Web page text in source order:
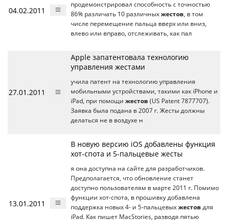
04.02.2011
продемонстрировал способность с точностью
86% различать 10 различных жестов, в том
числе перемещение пальца вверх или вниз,
влево или вправо, отслеживать, как пал
27.01.2011
Apple запатентовала технологию
управления жестами
учила патент на технологию управления
мобильными устройствами, такими как iPhone и
iPad, при помощи жестов (US Patent 7877707).
Заявка была подана в 2007 г. Жесты должны
делаться не в воздухе н
13.01.2011
В новую версию iOS добавлены функция
хот-спота и 5-пальцевые жесты
я она доступна на сайте для разработчиков.
Предполагается, что обновление станет
доступно пользователям в марте 2011 г. Помимо
функции хот-спота, в прошивку добавлена
поддержка новых 4- и 5-пальцевых жестов для
iPad. Как пишет MacStories, разводя пятью